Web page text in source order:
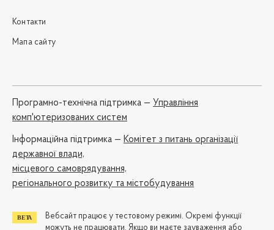
Контакти
Мапа сайту
Програмно-технічна підтримка — Управління
комп'ютеризованих систем
Iнформаційна підтримка — Комітет з питань організації
державної влади,
місцевого самоврядування,
регіонального розвитку та містобудування
Вебсайт працює у тестовому режимі. Окремі функції
можуть не працювати. Якщо ви маєте зауваження або